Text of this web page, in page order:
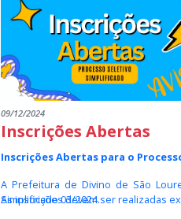
09/12/2024
Inscrições Abertas
Inscrições Abertas para o
A Prefeitura de Divino de São
Simplificado 03/2024.
As inscrições devem ser realizadas